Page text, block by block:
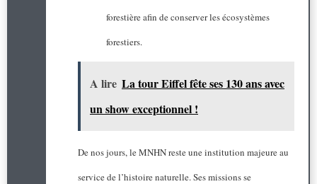
forestière afin de conserver les écosystèmes
forestiers.
A lire La tour Eiffel fête ses 130 ans avec
un show exceptionnel !
De nos jours, le MNHN reste une institution majeure au
service de l’histoire naturelle. Ses missions se